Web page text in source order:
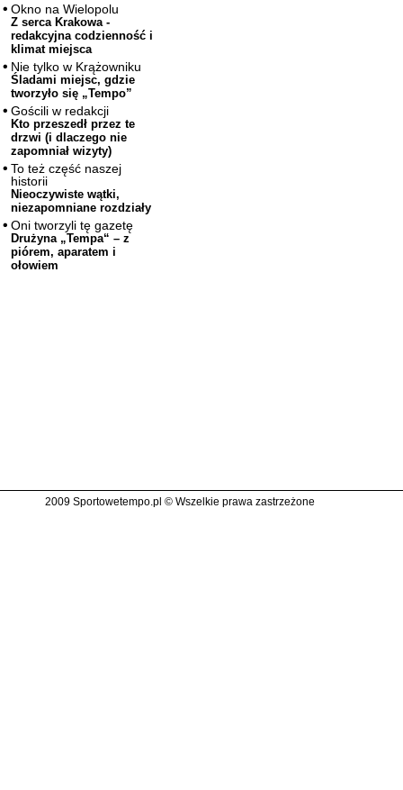
Okno na Wielopolu
Z serca Krakowa -
redakcyjna codzienność i
klimat miejsca
Nie tylko w Krążowniku
Śladami miejsc, gdzie
tworzyło się „Tempo”
Gościli w redakcji
Kto przeszedł przez te
drzwi (i dlaczego nie
zapomniał wizyty)
To też część naszej
historii
Nieoczywiste wątki,
niezapomniane rozdziały
Oni tworzyli tę gazetę
Drużyna „Tempa“ – z
piórem, aparatem i
ołowiem
2009 Sportowetempo.pl © Wszelkie prawa zastrzeżone